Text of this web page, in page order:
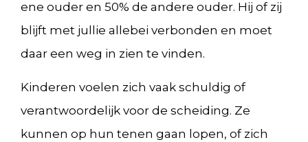
ene ouder en 50% de andere ouder. Hij of zij
blijft met jullie allebei verbonden en moet
daar een weg in zien te vinden.
Kinderen voelen zich vaak schuldig of
verantwoordelijk voor de scheiding. Ze
kunnen op hun tenen gaan lopen, of zich